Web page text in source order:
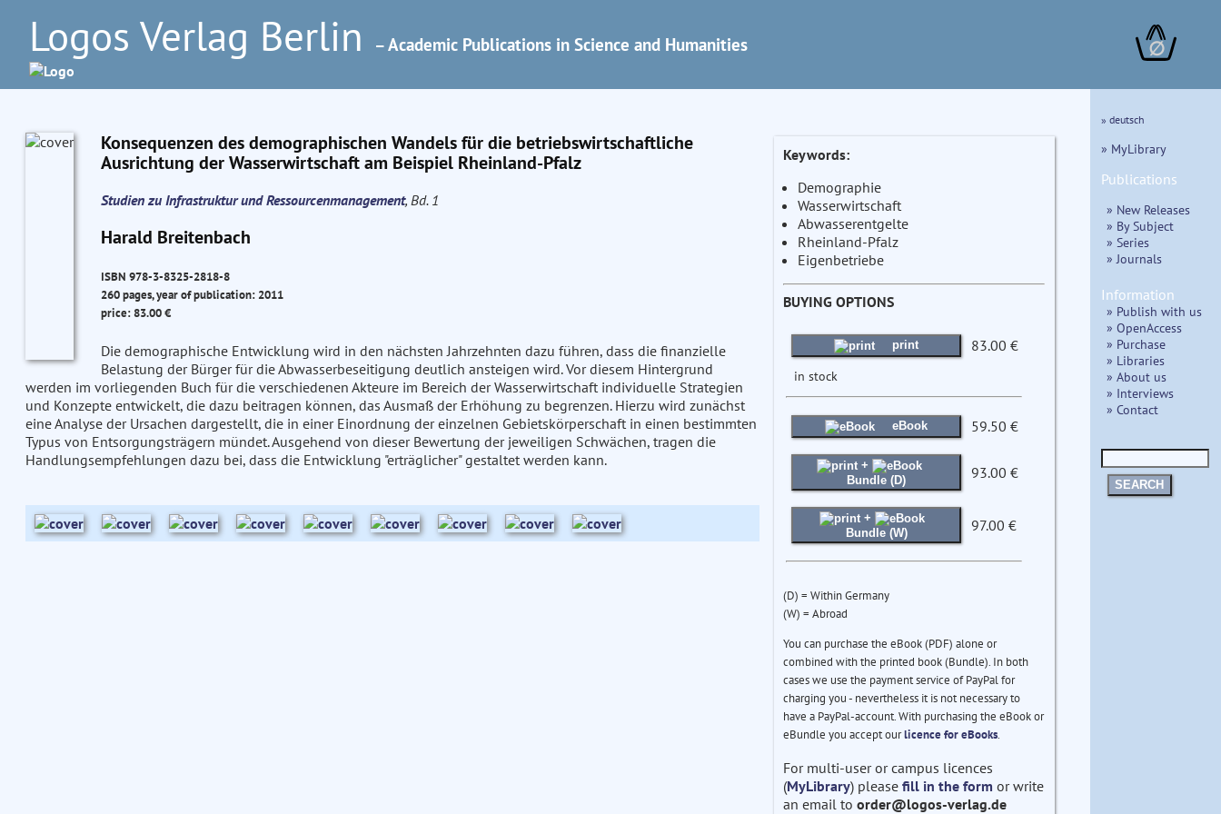
Logos Verlag Berlin – Academic Publications in Science and Humanities ∅
Konsequenzen des demographischen Wandels für die betriebswirtschaftliche
Ausrichtung der Wasserwirtschaft am Beispiel Rheinland-Pfalz
Studien zu Infrastruktur und Ressourcenmanagement, Bd. 1
Harald Breitenbach
ISBN 978-3-8325-2818-8
260 pages, year of publication: 2011
price: 83.00 €
Die demographische Entwicklung wird in den nächsten Jahrzehnten dazu führen, dass die finanzielle
Belastung der Bürger für die Abwasserbeseitigung deutlich ansteigen wird. Vor diesem Hintergrund
werden im vorliegenden Buch für die verschiedenen Akteure im Bereich der Wasserwirtschaft individuelle Strategien
und Konzepte entwickelt, die dazu beitragen können, das Ausmaß der Erhöhung zu begrenzen. Hierzu wird zunächst
eine Analyse der Ursachen dargestellt, die in einer Einordnung der einzelnen Gebietskörperschaft in einen bestimmten
Typus von Entsorgungsträgern mündet. Ausgehend von dieser Bewertung der jeweiligen Schwächen, tragen die
Handlungsempfehlungen dazu bei, dass die Entwicklung "erträglicher" gestaltet werden kann.
Keywords:
Demographie
Wasserwirtschaft
Abwasserentgelte
Rheinland-Pfalz
Eigenbetriebe
BUYING OPTIONS
print 83.00 €
in stock
eBook 59.50 €
+
Bundle (D)
93.00 €
+
Bundle (W)
97.00 €
(D) = Within Germany
(W) = Abroad
You can purchase the eBook (PDF) alone or
combined with the printed book (Bundle). In both
cases we use the payment service of PayPal for
charging you - nevertheless it is not necessary to
have a PayPal-account. With purchasing the eBook or
eBundle you accept ourlicence for eBooks.
For multi-user or campus licences
(MyLibrary) please fill in the form or write
an email to order@logos-verlag.de
» deutsch
» MyLibrary
Publications
» New Releases
» By Subject
» Series
» Journals
Information
» Publish with us
» OpenAccess
» Purchase
» Libraries
» About us
» Interviews
» Contact
SEARCH